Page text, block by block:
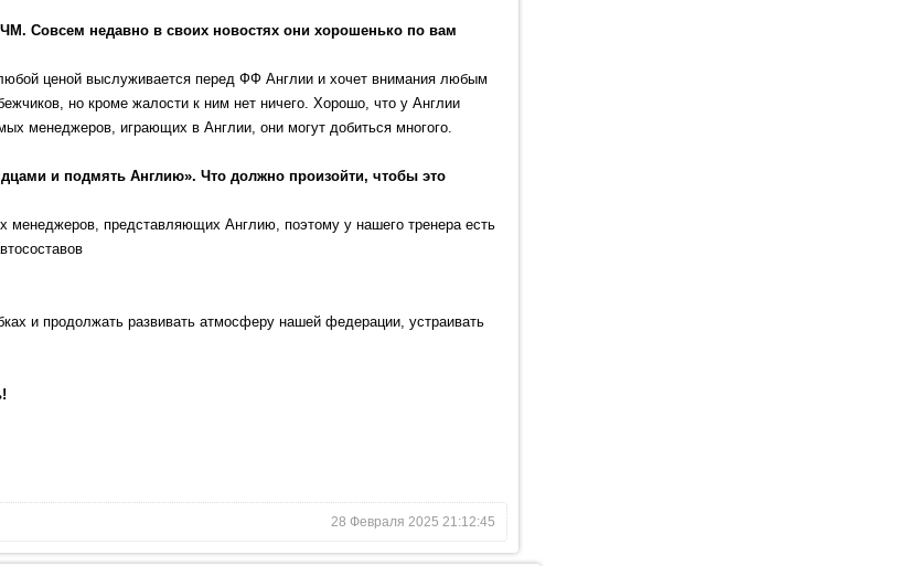
Совсем недавно в своих новостях они хорошенько по вам
ценой выслуживается перед ФФ Англии и хочет внимания любым
но кроме жалости к ним нет ничего. Хорошо, что у Англии
менеджеров, играющих в Англии, они могут добиться многого.
и подмять Англию». Что должно произойти, чтобы это
представляющих Англию, поэтому у нашего тренера есть
и продолжать развивать атмосферу нашей федерации, устраивать
28 Февраля 2025 21:12:45